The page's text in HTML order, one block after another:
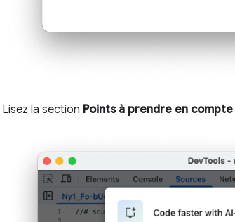
Lisez la section Points à prendre en compte